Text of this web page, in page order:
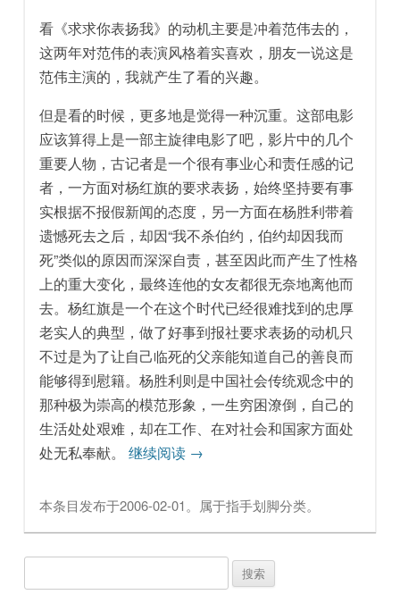
看《求求你表扬我》的动机主要是冲着范伟去的，
这两年对范伟的表演风格着实喜欢，朋友一说这是
范伟主演的，我就产生了看的兴趣。
但是看的时候，更多地是觉得一种沉重。这部电影
应该算得上是一部主旋律电影了吧，影片中的几个
重要人物，古记者是一个很有事业心和责任感的记
者，一方面对杨红旗的要求表扬，始终坚持要有事
实根据不报假新闻的态度，另一方面在杨胜利带着
遗憾死去之后，却因“我不杀伯约，伯约却因我而
死”类似的原因而深深自责，甚至因此而产生了性格
上的重大变化，最终连他的女友都很无奈地离他而
去。杨红旗是一个在这个时代已经很难找到的忠厚
老实人的典型，做了好事到报社要求表扬的动机只
不过是为了让自己临死的父亲能知道自己的善良而
能够得到慰籍。杨胜利则是中国社会传统观念中的
那种极为崇高的模范形象，一生穷困潦倒，自己的
生活处处艰难，却在工作、在对社会和国家方面处
处无私奉献。继续阅读 →
本条目发布于2006-02-01 。属于指手划脚分类。
索：